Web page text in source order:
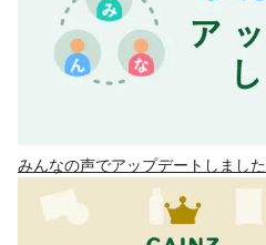
みんなの声でアップデートしました